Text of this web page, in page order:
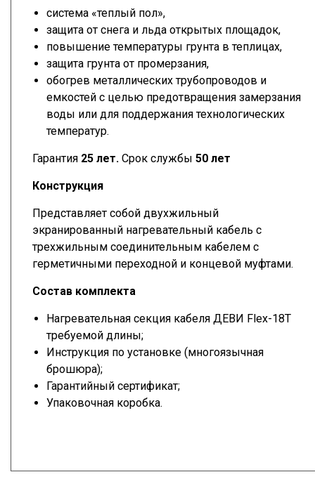
система «теплый пол»,
защита от снега и льда открытых площадок,
повышение температуры грунта в теплицах,
защита грунта от промерзания,
обогрев металлических трубопроводов и
емкостей с целью предотвращения замерзания
воды или для поддержания технологических
температур.
Гарантия 25 лет. Срок службы 50 лет
Конструкция
Представляет собой двухжильный
экранированный нагревательный кабель с
трехжильным соединительным кабелем с
герметичными переходной и концевой муфтами.
Состав комплекта
Нагревательная секция кабеля ДЕВИ Flex-18T
требуемой длины;
Инструкция по установке (многоязычная
брошюра);
Гарантийный сертификат;
Упаковочная коробка.